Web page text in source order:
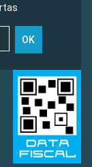
OK